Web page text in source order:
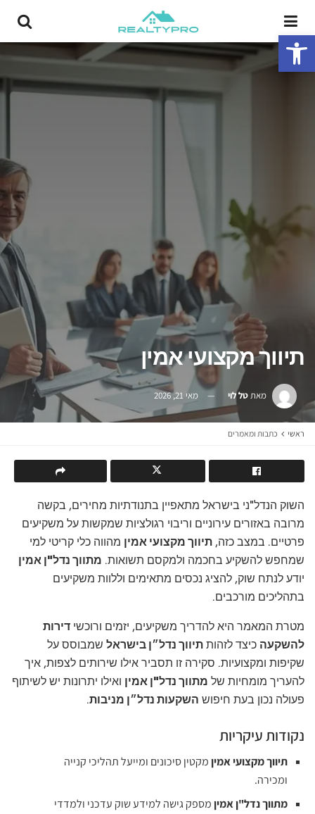
פתח סרגל נגישות
תיווך מקצועי אמין
מאתטל לוי מאי 21, 2026
ראשי כתבות ומאמרים
השוק הנדל"ני בישראל מתאפיין בתנודתיות מחירים, בקשה
מרובה באזורים עירוניים וריבוי רגולציות שמקשות על משקיעים
פרטיים. במצב כזה, תיווך מקצועי אמין מהווה כלי קריטי למי
שמחפש להשקיע בחכמה ולמקסם תשואות. מתווך נדל"ן אמין
יודע לנתח שוק, להציג נכסים מתאימים וללוות משקיעים
בתהליכים מורכבים.
מטרת המאמר היא להדריך משקיעים, יזמים ורוכשי דירות
להשקעה כיצד לזהותתיווך נדל״ן בישראל שמבוסס על
שקיפות ומקצועיות. סקירה זו תסביר אילו שירותים לצפות, איך
להעריך מומחיות של מתווך נדל"ן אמין ואילו יתרונות יש לשיתוף
פעולה נכון בעת חיפוש השקעות נדל״ן מניבות.
נקודות עיקריות
תיווך מקצועי אמיןמקטין סיכונים ומייעל תהליכי קנייה
ומכירה.
מתווך נדל"ן אמיןמספק גישה למידע שוק עדכני ולמדדי